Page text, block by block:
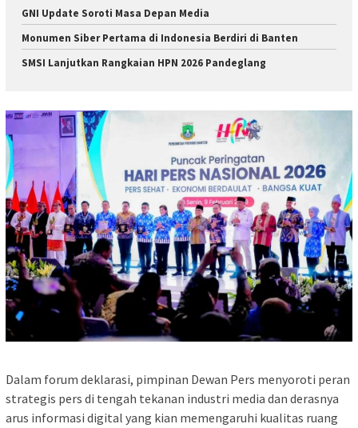
GNI Update Soroti Masa Depan Media
Monumen Siber Pertama di Indonesia Berdiri di Banten
SMSI Lanjutkan Rangkaian HPN 2026 Pandeglang
Dalam forum deklarasi, pimpinan Dewan Pers menyoroti peran
strategis pers di tengah tekanan industri media dan derasnya
arus informasi digital yang kian memengaruhi kualitas ruang